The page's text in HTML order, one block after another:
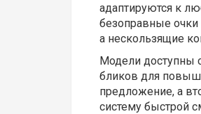
адаптируются к
безоправные
а нескользящие
Модели доступны
бликов для
предложение, а
систему быстрой